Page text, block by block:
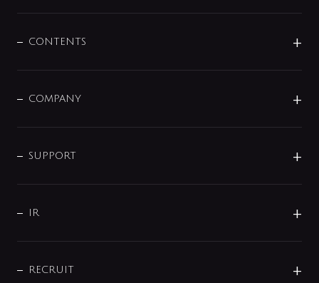
その他
センサー・タッチ水栓
単水栓
分岐
配管システム
バス・空調周辺用品
CONTENTS
じぶんシャワーが見つかる
COMPANY
企業理念
会社概要
事業所案内
SUPPORT
よくあるご質問
データダウンロード
IR
IRニュース
RECRUIT